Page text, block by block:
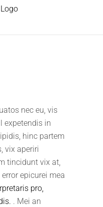
nec eu, vis
expetendis in
hinc partem
vix aperiri
tincidunt vix at,
epicurei mea
pro,
. Mei an